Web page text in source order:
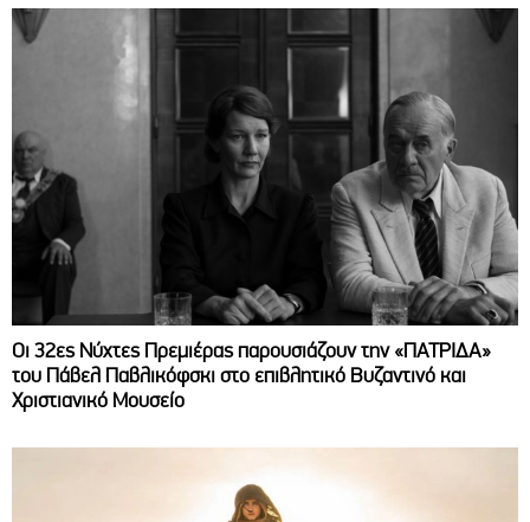
Οι 32ες Νύχτες Πρεμιέρας παρουσιάζουν την «ΠΑΤΡΙΔΑ»
του Πάβελ Παβλικόφσκι στο επιβλητικό Βυζαντινό και
Χριστιανικό Μουσείο